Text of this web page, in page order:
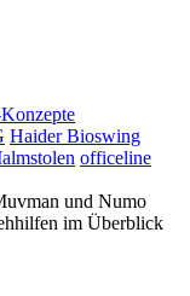
Haider Bioswing
officeline